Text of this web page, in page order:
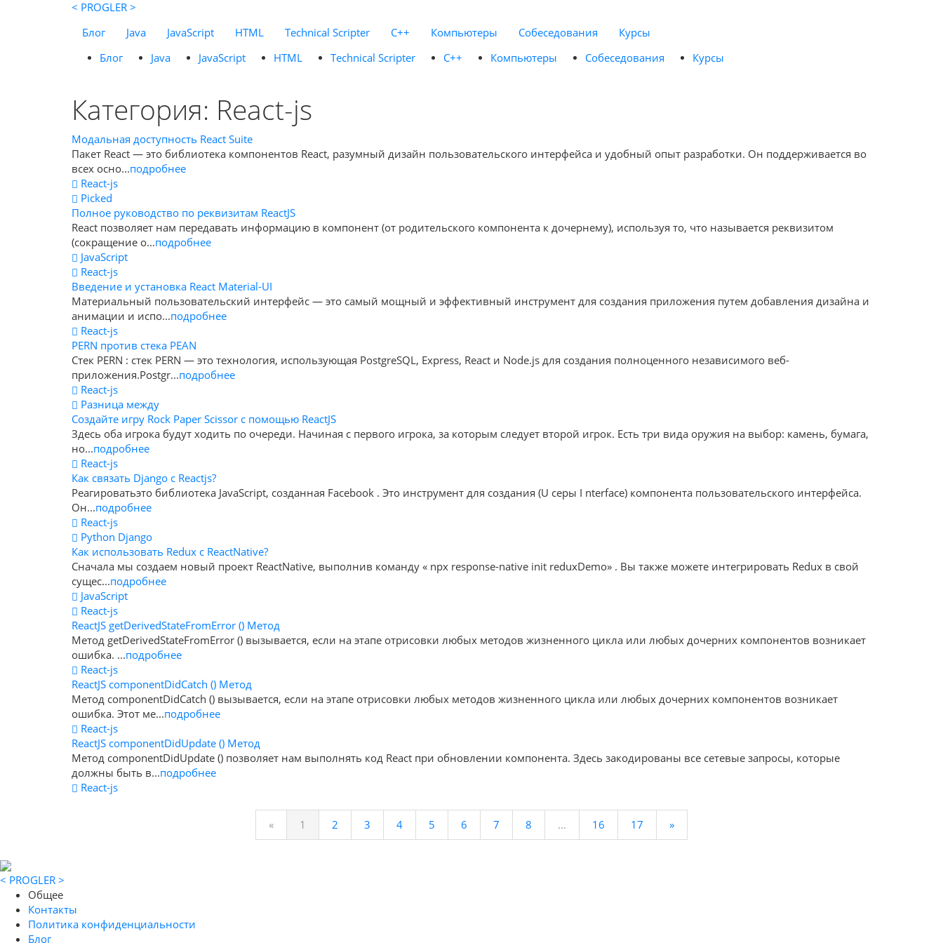
< PROGLER >
Блог
Java JavaScript HTML Technical Scripter C++ Компьютеры Собеседования
Курсы
Блог
Java JavaScript HTML Technical Scripter C++ Компьютеры Собеседования Курсы
Категория: React-js
Модальная доступность React Suite
Пакет React — это библиотека компонентов React, разумный дизайн пользовательского интерфейса и удобный опыт разработки. Он поддерживается во
всех осно...подробнее
React-js
Picked
Полное руководство по реквизитам ReactJS
React позволяет нам передавать информацию в компонент (от родительского компонента к дочернему), используя то, что называется реквизитом
(сокращение о...подробнее
JavaScript
React-js
Введение и установка React Material-UI
Материальный пользовательский интерфейс — это самый мощный и эффективный инструмент для создания приложения путем добавления дизайна и
анимации и испо...подробнее
React-js
PERN против стека PEAN
Стек PERN : стек PERN — это технология, использующая PostgreSQL, Express, React и Node.js для создания полноценного независимого веб-
приложения.Postgr...подробнее
React-js
Разница между
Создайте игру Rock Paper Scissor с помощью ReactJS
Здесь оба игрока будут ходить по очереди. Начиная с первого игрока, за которым следует второй игрок. Есть три вида оружия на выбор: камень, бумага,
но...подробнее
React-js
Как связать Django с Reactjs?
Реагироватьэто библиотека JavaScript, созданная Facebook . Это инструмент для создания (U серы I nterface) компонента пользовательского интерфейса.
Он...подробнее
React-js
Python Django
Как использовать Redux с ReactNative?
Сначала мы создаем новый проект ReactNative, выполнив команду « npx response-native init reduxDemo» . Вы также можете интегрировать Redux в свой
сущес...подробнее
JavaScript
React-js
ReactJS getDerivedStateFromError () Метод
Метод getDerivedStateFromError () вызывается, если на этапе отрисовки любых методов жизненного цикла или любых дочерних компонентов возникает
ошибка. ...подробнее
React-js
ReactJS componentDidCatch () Метод
Метод componentDidCatch () вызывается, если на этапе отрисовки любых методов жизненного цикла или любых дочерних компонентов возникает
ошибка. Этот ме...подробнее
React-js
ReactJS componentDidUpdate () Метод
Метод componentDidUpdate () позволяет нам выполнять код React при обновлении компонента. Здесь закодированы все сетевые запросы, которые
должны быть в...подробнее
React-js
« 1 2 3 4 5 6 7 8 ... 16 17 »
< PROGLER >
Общее
Контакты
Политика конфиденциальности
Блог